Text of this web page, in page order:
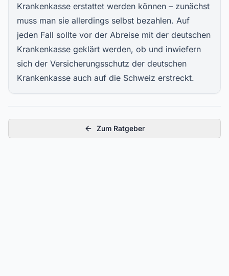
Krankenkasse erstattet werden können – zunächst
muss man sie allerdings selbst bezahlen. Auf
jeden Fall sollte vor der Abreise mit der deutschen
Krankenkasse geklärt werden, ob und inwiefern
sich der Versicherungsschutz der deutschen
Krankenkasse auch auf die Schweiz erstreckt.
Zum Ratgeber